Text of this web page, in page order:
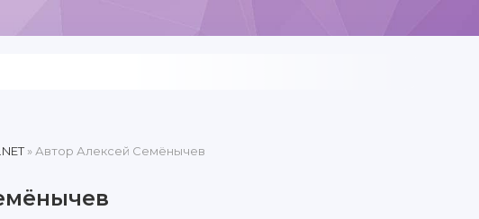
» Автор Алексей Семёнычев